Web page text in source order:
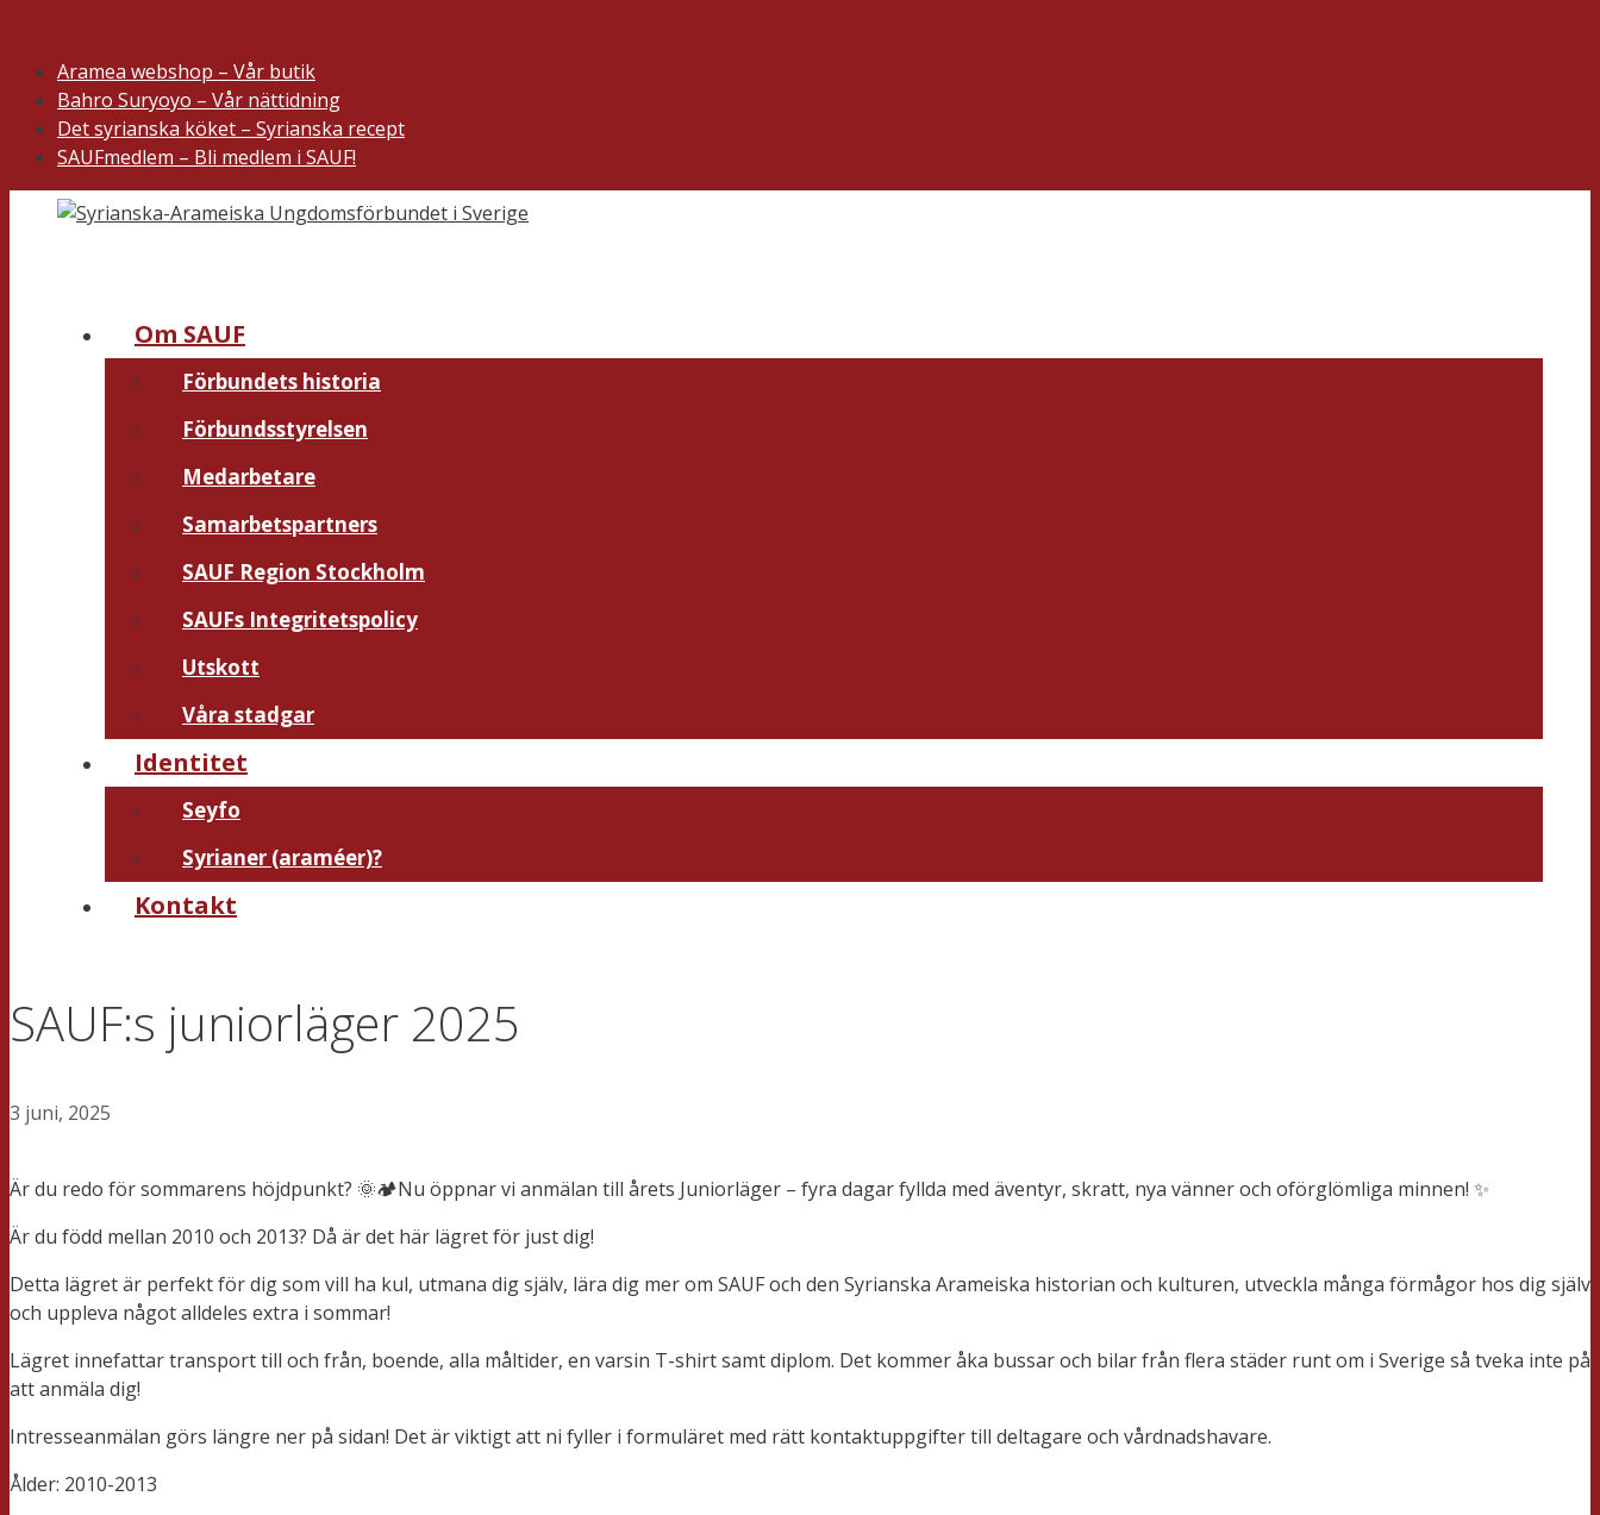
Aramea webshop – Vår butik
Bahro Suryoyo – Vår nättidning
Det syrianska köket – Syrianska recept
SAUFmedlem – Bli medlem i SAUF!
Om SAUF
Förbundets historia
Förbundsstyrelsen
Medarbetare
Samarbetspartners
SAUF Region Stockholm
SAUFs Integritetspolicy
Utskott
Våra stadgar
Identitet
Seyfo
Syrianer (araméer)?
Kontakt
SAUF:s juniorläger 2025
3 juni, 2025
Är du redo för sommarens höjdpunkt? 🌞🏕️Nu öppnar vi anmälan till årets Juniorläger – fyra dagar fyllda med äventyr, skratt, nya vänner och oförglömliga minnen! ✨
Är du född mellan 2010 och 2013? Då är det här lägret för just dig!
Detta lägret är perfekt för dig som vill ha kul, utmana dig själv, lära dig mer om SAUF och den Syrianska Arameiska historian och kulturen, utveckla många förmågor hos dig själv
och uppleva något alldeles extra i sommar!
Lägret innefattar transport till och från, boende, alla måltider, en varsin T-shirt samt diplom. Det kommer åka bussar och bilar från flera städer runt om i Sverige så tveka inte på
att anmäla dig!
Intresseanmälan görs längre ner på sidan! Det är viktigt att ni fyller i formuläret med rätt kontaktuppgifter till deltagare och vårdnadshavare.
Ålder: 2010-2013